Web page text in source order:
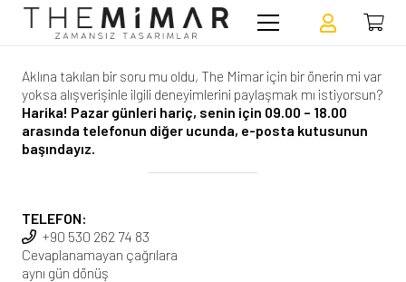
Aklına takılan bir soru mu oldu, The Mimar için bir önerin mi var
yoksa alışverişinle ilgili deneyimlerini paylaşmak mı istiyorsun?
Harika! Pazar günleri hariç, senin için 09.00 – 18.00
arasında telefonun diğer ucunda, e-posta kutusunun
başındayız.
TELEFON:
+90 530 262 74 83
Cevaplanamayan çağrılara
aynı gün dönüş